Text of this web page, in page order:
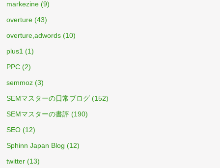
markezine (9)
overture (43)
overture,adwords (10)
plus1 (1)
PPC (2)
semmoz (3)
SEMマスターの日常ブログ (152)
SEMマスターの書評 (190)
SEO (12)
Sphinn Japan Blog (12)
twitter (13)